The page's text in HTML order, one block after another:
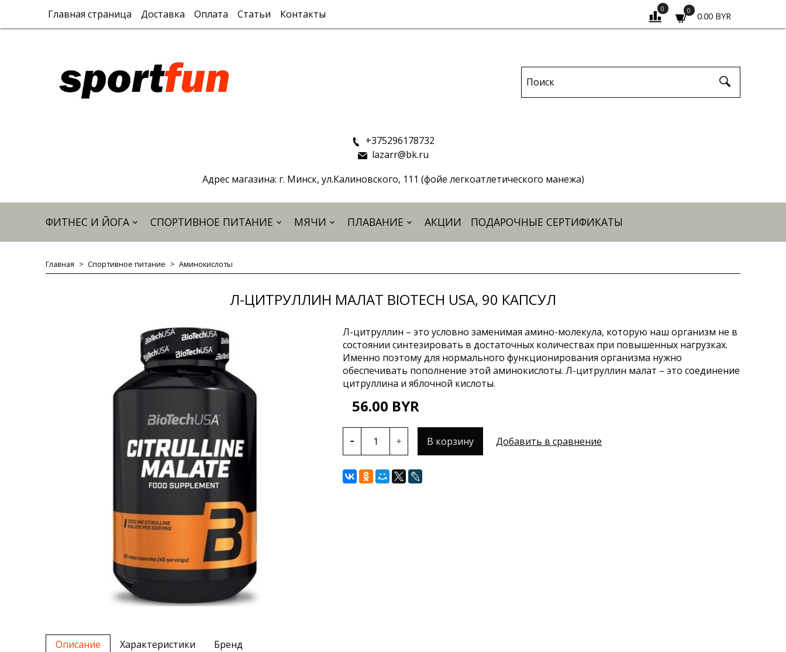
Главная страница Доставка Оплата Статьи Контакты 0 0
0.00 BYR
+375296178732
lazarr@bk.ru
Адрес магазина: г. Минск, ул.Калиновского, 111 (фойе легкоатлетического манежа)
ФИТНЕС И ЙОГА СПОРТИВНОЕ ПИТАНИЕ МЯЧИ ПЛАВАНИЕ АКЦИИ ПОДАРОЧНЫЕ СЕРТИФИКАТЫ
Главная Спортивное питание Аминокислоты
Л-ЦИТРУЛЛИН МАЛАТ BIOTECH USA, 90 КАПСУЛ
Л-цитруллин – это условно заменимая амино-молекула, которую наш организм не в
состоянии синтезировать в достаточных количествах при повышенных нагрузках.
Именно поэтому для нормального функционирования организма нужно
обеспечивать пополнение этой аминокислоты. Л-цитруллин малат – это соединение
цитруллина и яблочной кислоты.
56.00 BYR
В корзину Добавить в сравнение
Описание Характеристики Бренд